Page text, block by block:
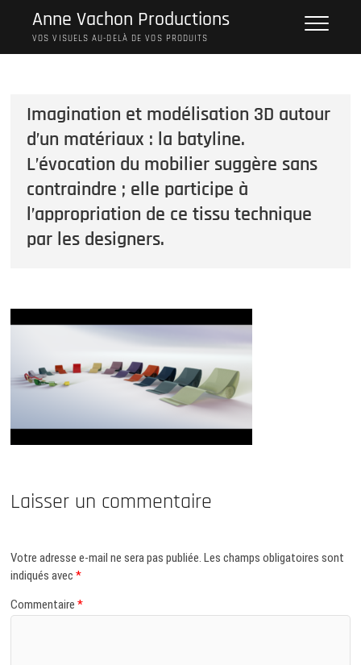
content
Anne Vachon Productions
VOS VISUELS AU-DELÀ DE VOS PRODUITS
Imagination et modélisation 3D autour
d’un matériaux : la batyline.
L’évocation du mobilier suggère sans
contraindre ; elle participe à
l’appropriation de ce tissu technique
par les designers.
Laisser un commentaire
Votre adresse e-mail ne sera pas publiée. Les champs obligatoires sont
indiqués avec*
Commentaire*